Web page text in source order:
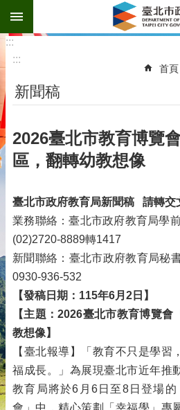
跳到主要內容區塊
:::
:::
首頁
新聞稿
2026臺北市教育博覽
區，翻轉幼教想像
臺北市政府教育局新聞稿
請轉交
業務聯絡：臺北市政府教育局
(02)2720-8889轉1417
新聞聯絡：臺北市政府教育
0930-936-532
【發稿日期：115年6月2日】
【主題：2026臺北市教育博覽
教想像】
【臺北報導】「教育不只是學習
福成長。」為展現臺北市近年推
教育局將於6月6日至8日登場的
會」中，精心策劃「幸福學」專